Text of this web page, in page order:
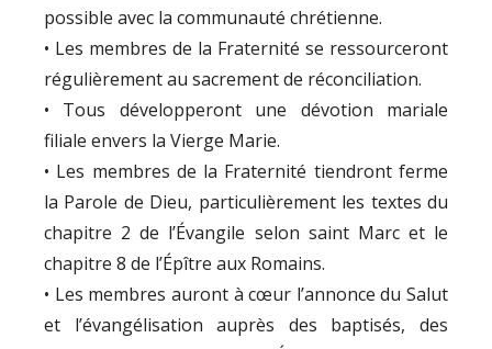
possible avec la communauté chrétienne.
• Les membres de la Fraternité se ressourceront
régulièrement au sacrement de réconciliation.
• Tous développeront une dévotion mariale
filiale envers la Vierge Marie.
• Les membres de la Fraternité tiendront ferme
la Parole de Dieu, particulièrement les textes du
chapitre 2 de l’Évangile selon saint Marc et le
chapitre 8 de l’Épître aux Romains.
• Les membres auront à cœur l’annonce du Salut
et l’évangélisation auprès des baptisés, des